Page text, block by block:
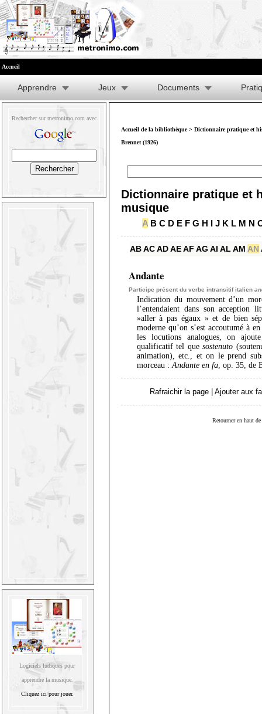
Accueil
Apprendre Jeux Documents
Rechercher sur metronimo.com avec
Logiciels ludiques pour
apprendre la musique.
Cliquez ici pour jouer.
Accueil de la bibliothèque> Dictionnaire pratique et
Brennet (1926)
Dictionnaire pratique et
musique
A B C D E F G H I J K L M N
ABACADAEAF AG AI AL AM AN
Andante
Participe présent du verbe intransitif italien
Indication du mouvement d’un
l’entendaient dans son acception
»aller à pas égaux » et de bien
moderne qu’on s’est accoutumé à
les locutions analogues, on
qualificatif tel quesostenuto
animation), etc., et on le prend
morceau :Andante en fa, op. 35, de
Rafraichir la page Ajouter aux
Retourner en haut de